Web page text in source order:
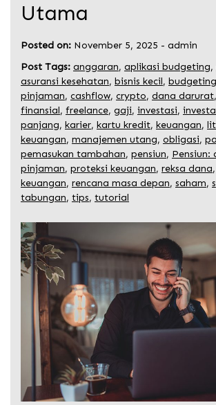
Utama
Posted on: November 5, 2025 - admin
Post Tags: anggaran, aplikasi budgeting,
asuransi kesehatan, bisnis kecil, budgeting
pinjaman, cashflow, crypto, dana darurat,
finansial, freelance, gaji, investasi,
panjang, karier, kartu kredit, keuangan,
keuangan, manajemen utang, obligasi,
pemasukan tambahan, pensiun, Pensiun:
pinjaman, proteksi keuangan, reksa dana,
keuangan, rencana masa depan, saham,
tabungan, tips, tutorial